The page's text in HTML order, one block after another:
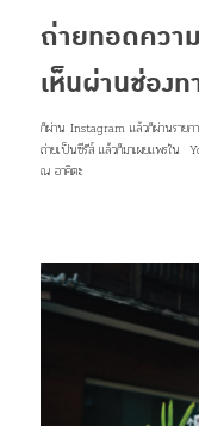
ถ่ายทอดควา
เห็นผ่านช่องท
ก็ผ่าน Instagram แล้วก็ผ่านรายกา
ถ่ายเป็นซีรีส์ แล้วก็มาเผยแพร่ใน
ณ อาคิตะ